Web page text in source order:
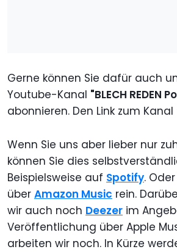
Gerne können Sie dafür auch
Youtube-Kanal "BLECH REDEN
abonnieren. Den Link zum
Wenn Sie uns aber lieber nur
können Sie dies
Beispielsweise auf Spotify.
über Amazon Music rein.
wir auch noch Deezer im
Veröffentlichung über Apple
arbeiten wir noch. In Kürze